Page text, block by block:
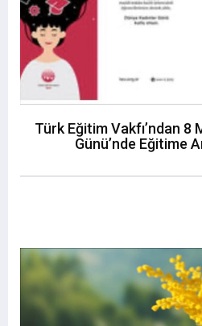
Türk Eğitim Vakfı’ndan 8
Günü’nde Eğitime